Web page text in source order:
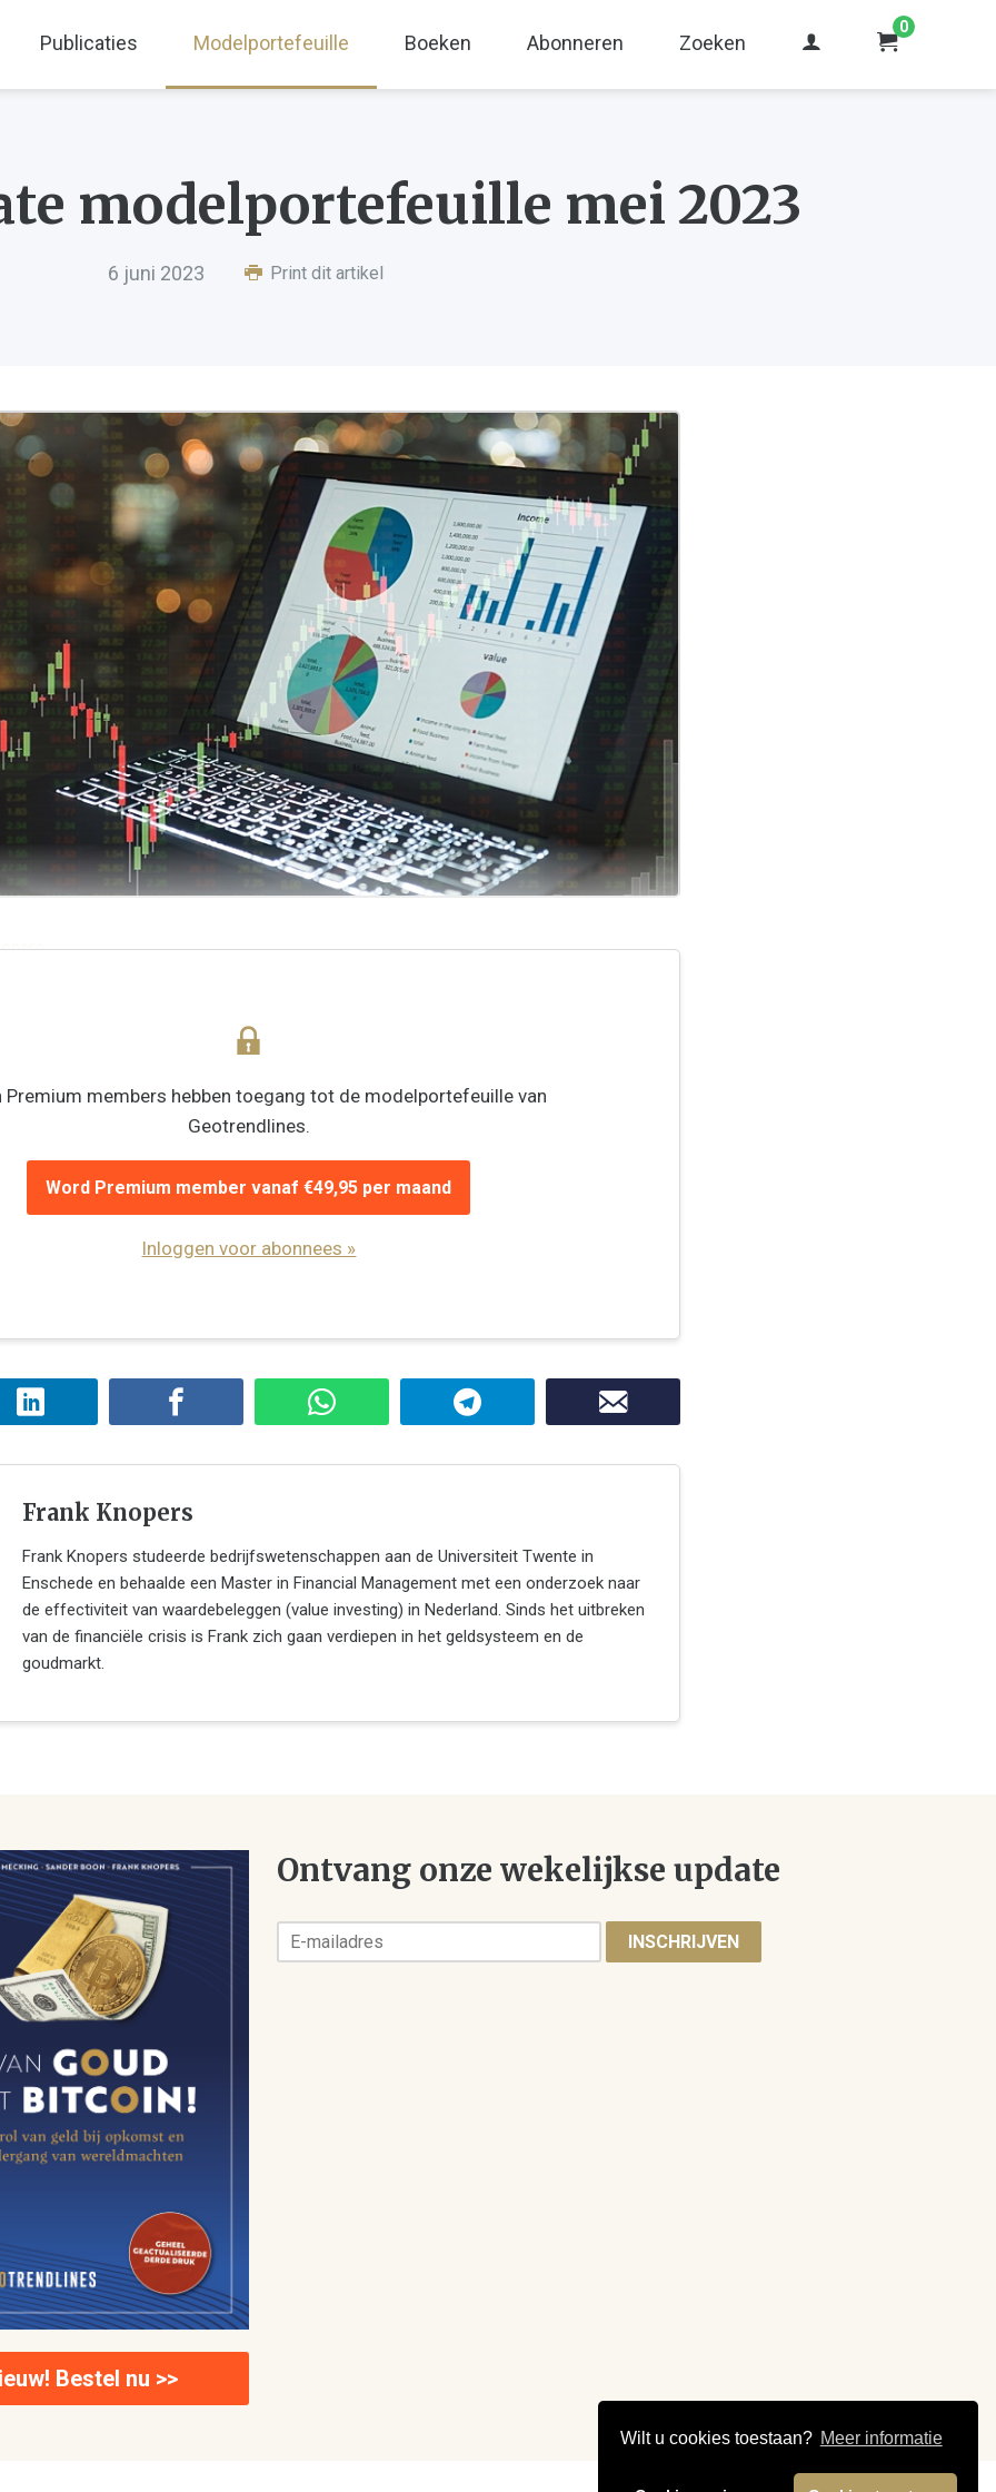
Wilt u cookies toestaan? Meer informatie
Publicaties Modelportefeuille Boeken Abonneren Zoeken
0
modelportefeuille mei 2023
6 juni 2023 Print dit artikel
Premium members hebben toegang tot de modelportefeuille van
Geotrendlines.
Word Premium member vanaf €49,95 per maand
Inloggen voor abonnees »
Frank Knopers
Frank Knopers studeerde bedrijfswetenschappen aan de Universiteit Twente in
Enschede en behaalde een Master in Financial Management met een onderzoek naar
de effectiviteit van waardebeleggen (value investing) in Nederland. Sinds het uitbreken
van de financiële crisis is Frank zich gaan verdiepen in het geldsysteem en de
goudmarkt.
Bestel nu >>
Ontvang onze wekelijkse update
INSCHRIJVEN